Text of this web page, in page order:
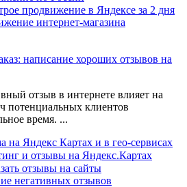
продвижение в Яндексе за 2 дня
интернет-магазина
написание хороших отзывов на
отзыв в интернете влияет на
потенциальных клиентов
время. ...
на Яндекс Картах и в гео-сервисах
и отзывы на Яндекс.Картах
отзывы на сайты
негативных отзывов